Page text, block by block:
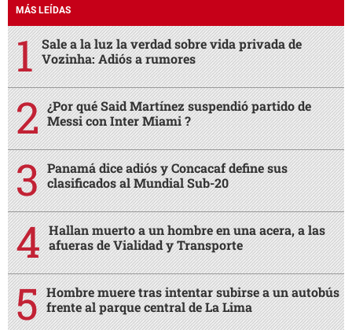
MÁS LEÍDAS
Sale a la luz la verdad sobre vida privada de
Vozinha: Adiós a rumores
¿Por qué Said Martínez suspendió partido de
Messi con Inter Miami ?
Panamá dice adiós y Concacaf define sus
clasificados al Mundial Sub-20
Hallan muerto a un hombre en una acera, a las
afueras de Vialidad y Transporte
Hombre muere tras intentar subirse a un autobús
frente al parque central de La Lima